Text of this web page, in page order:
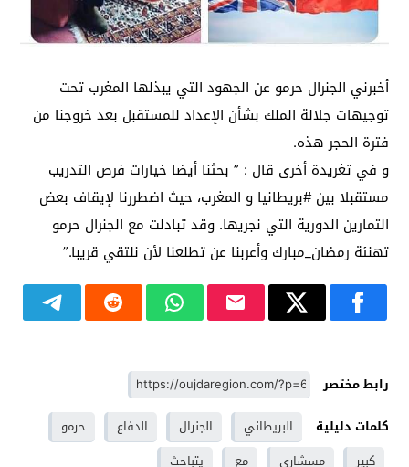
أخبرني الجنرال حرمو عن الجهود التي يبذلها المغرب تحت
توجيهات جلالة الملك بشأن الإعداد للمستقبل بعد خروجنا من
فترة الحجر هذه.
و في تغريدة أخرى قال : ” بحثنا أيضا خيارات فرص التدريب
مستقبلا بين #بريطانيا و المغرب، حيث اضطررنا لإيقاف بعض
التمارين الدورية التي نجريها. وقد تبادلت مع الجنرال حرمو
تهنئة رمضان_مبارك وأعربنا عن تطلعنا لأن نلتقي قريبا.”
رابط مختصر
كلمات دليلية
البريطاني الجنرال الدفاع
حرمو
كبير
مسشاري مع يتباحث